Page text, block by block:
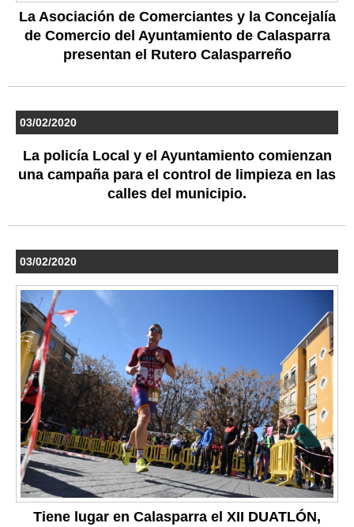
La Asociación de Comerciantes y la Concejalía
de Comercio del Ayuntamiento de Calasparra
presentan el Rutero Calasparreño
03/02/2020
La policía Local y el Ayuntamiento comienzan
una campaña para el control de limpieza en las
calles del municipio.
03/02/2020
Tiene lugar en Calasparra el XII DUATLÓN,